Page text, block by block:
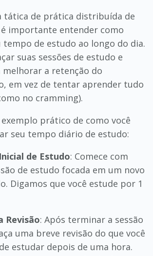
tática de prática distribuída de
importante entender como
de estudo ao longo do dia.
suas sessões de estudo e
melhorar a retenção do
em vez de tentar aprender tudo
no cramming).
prático de como você
seu tempo diário de estudo:
de Estudo: Comece com
de estudo focada em um novo
Digamos que você estude por 1
Revisão: Após terminar a sessão
uma breve revisão do que você
estudar depois de uma hora.